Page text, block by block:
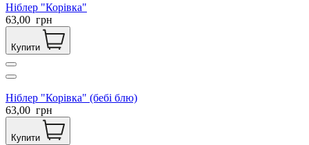
Ніблер "Корівка"
63,00 грн
Купити
Ніблер "Корівка" (бебі блю)
63,00 грн
Купити